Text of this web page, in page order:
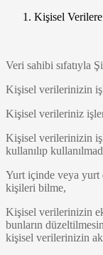
Kişisel
Veri sahibi sıfatıyla
Kişisel verilerinizin
Kişisel verileriniz
Kişisel verilerinizin
kullanılıp
Yurt içinde veya yurt
kişileri bilme,
Kişisel verilerinizin
bunların
kişisel verilerinizin